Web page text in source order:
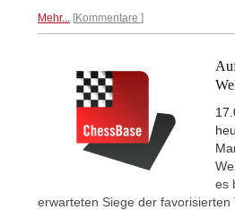
Mehr... Kommentare
es
erwarteten Siege der favorisierten